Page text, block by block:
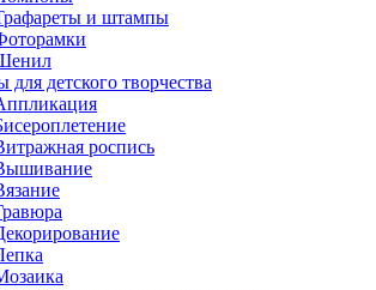
и штампы
для детского творчества
роспись